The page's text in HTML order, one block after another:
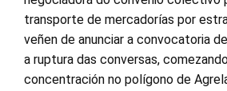
transporte de mercadorías por
veñen de anunciar a convocatoria
a ruptura das conversas,
concentración no polígono de